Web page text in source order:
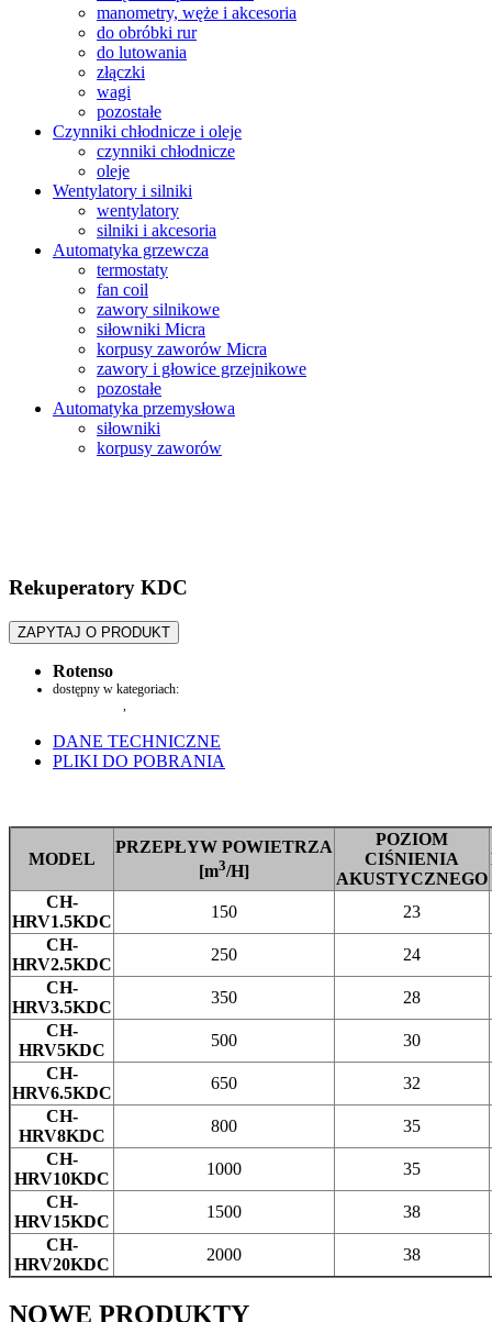
manometry, węże i akcesoria
do obróbki rur
do lutowania
złączki
wagi
pozostałe
Czynniki chłodnicze i oleje
czynniki chłodnicze
oleje
Wentylatory i silniki
wentylatory
silniki i akcesoria
Automatyka grzewcza
termostaty
fan coil
zawory silnikowe
siłowniki Micra
korpusy zaworów Micra
zawory i głowice grzejnikowe
pozostałe
Automatyka przemysłowa
siłowniki
korpusy zaworów
Rekuperatory KDC
ZAPYTAJ O PRODUKT
Rotenso
dostępny w kategoriach:
DANE TECHNICZNE
PLIKI DO POBRANIA
MODEL
PRZEPŁYW POWIETRZA
[m3/H]
POZIOM
CIŚNIENIA
AKUSTYCZNEGO
CH-
HRV1.5KDC
150
23
CH-
HRV2.5KDC
250
24
CH-
HRV3.5KDC
350
28
CH-
HRV5KDC
500
30
CH-
HRV6.5KDC
650
32
CH-
HRV8KDC
800
35
CH-
HRV10KDC
1000
35
CH-
HRV15KDC
1500
38
CH-
HRV20KDC
2000 38
NOWE PRODUKTY